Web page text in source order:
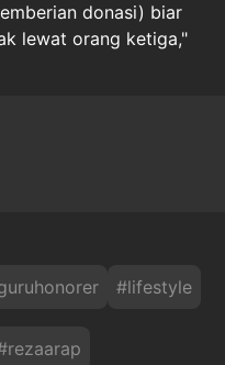
donasi) biar
lewat orang ketiga,"
#lifestyle
rezaarap